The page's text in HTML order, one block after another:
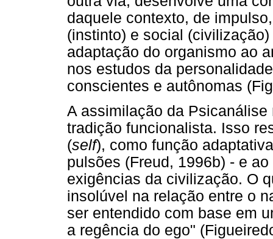
daquele contexto, de
(instinto) e social
adaptação do organismo ao
nos estudos da
conscientes e autônomas
A assimilação da
tradição funcionalista. Isso
(self), como função
pulsões (Freud, 1996b) - e ao
exigências da civilização. O
insolúvel na relação entre o
ser entendido com base em
a regência do ego"